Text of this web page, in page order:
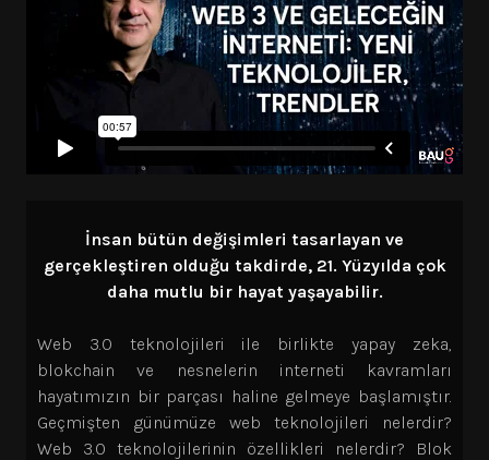
İnsan bütün değişimleri tasarlayan ve
gerçekleştiren olduğu takdirde, 21. Yüzyılda çok
daha mutlu bir hayat yaşayabilir.
Web 3.0 teknolojileri ile birlikte yapay zeka,
blokchain ve nesnelerin interneti kavramları
hayatımızın bir parçası haline gelmeye başlamıştır.
Geçmişten günümüze web teknolojileri nelerdir?
Web 3.0 teknolojilerinin özellikleri nelerdir? Blok